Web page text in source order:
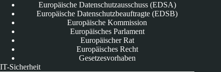
Europäische Datenschutzausschuss (EDSA)
Europäische Datenschutzbeauftragte (EDSB)
Europäische Kommission
Europäisches Parlament
Europäischer Rat
Europäisches Recht
Gesetzesvorhaben
IT-Sicherheit